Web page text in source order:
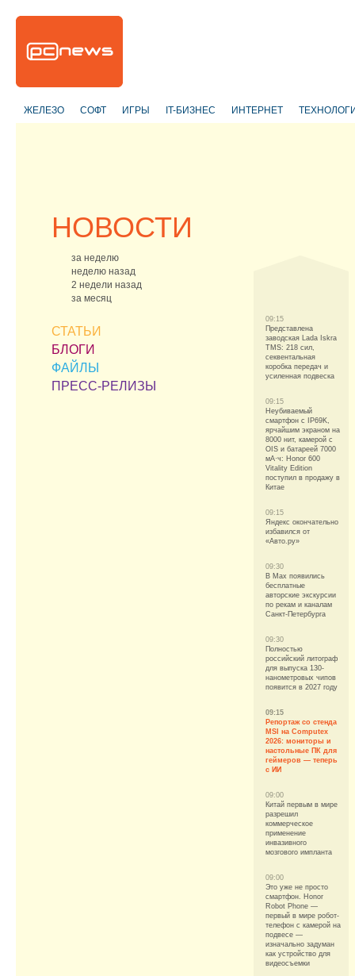
ЖЕЛЕЗО СОФТ ИГРЫ IT-БИЗНЕС ИНТЕРНЕТ
НОВОСТИ
за неделю
неделю назад
2 недели назад
за месяц
СТАТЬИ
БЛОГИ
ФАЙЛЫ
ПРЕСС-РЕЛИЗЫ
09:15
Представлена
заводская Lada Iskra
TMS: 218 сил,
секвентальная
коробка передач и
усиленная подвеска
09:15
Неубиваемый
смартфон с IP69K,
ярчайшим экраном на
8000 нит, камерой с
OIS и батареей 7000
мА·ч: Honor 600
Vitality Edition
поступил в продажу в
Китае
09:15
Яндекс окончательно
избавился от
«Авто.ру»
09:30
В Max появились
бесплатные
авторские экскурсии
по рекам и каналам
Санкт-Петербурга
09:30
Полностью
российский литограф
для выпуска 130-
нанометровых чипов
появится в 2027 году
09:15
Репортаж со стенда
MSI на Computex
2026: мониторы и
настольные ПК для
геймеров — теперь
с ИИ
09:00
Китай первым в мире
разрешил
коммерческое
применение
инвазивного
мозгового импланта
09:00
Это уже не просто
смартфон. Honor
Robot Phone —
первый в мире робот-
телефон с камерой на
подвесе —
изначально задуман
как устройство для
видеосъемки